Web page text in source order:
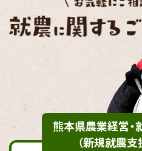
熊本県農業経営・
（新規就農支